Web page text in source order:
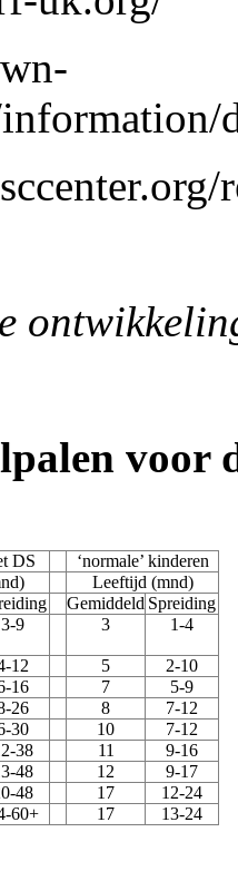
voor
DS
‘normale’ kinderen
Leeftijd (mnd)
Gemiddeld Spreiding
3-9 3 1-4
12 5
2-10
16 7
5-9
26 8
7-12
30 10
7-12
38 11
9-16
48 12
9-17
48 17
12-24
60+ 17 13-24